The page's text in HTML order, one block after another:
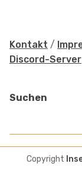
Kontakt /
Discord-Server
Suchen
Copyright